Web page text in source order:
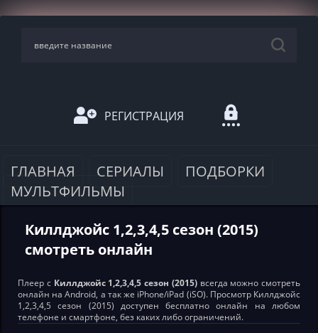
РЕГИСТРАЦИЯ
ГЛАВНАЯ СЕРИАЛЫ
ПОДБОРКИ
МУЛЬТФИЛЬМЫ
Киллджойс 1,2,3,4,5 сезон (2015)
смотреть онлайн
Плеер с Киллджойс 1,2,3,4,5 сезон (2015)всегда можно смотреть
онлайн на Android, а так же iPhone/iPad (iSO). Просмотр Киллджойс
1,2,3,4,5 сезон (2015) доступен бесплатно онлайн на любом
телефоне и смартфоне, без каких либо ограничений.